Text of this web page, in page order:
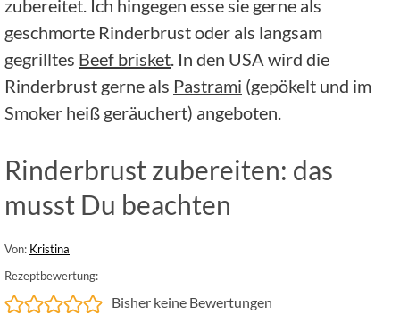
zubereitet. Ich hingegen esse sie gerne als
geschmorte Rinderbrust oder als langsam
gegrilltes Beef brisket. In den USA wird die
Rinderbrust gerne als Pastrami (gepökelt und im
Smoker heiß geräuchert) angeboten.
Rinderbrust zubereiten: das
musst Du beachten
Von: Kristina
Rezeptbewertung:
Bisher keine Bewertungen